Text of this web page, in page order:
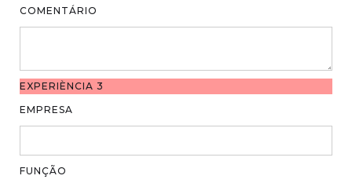
COMENTÁRIO
EXPERIÈNCIA 3
EMPRESA
FUNÇÃO